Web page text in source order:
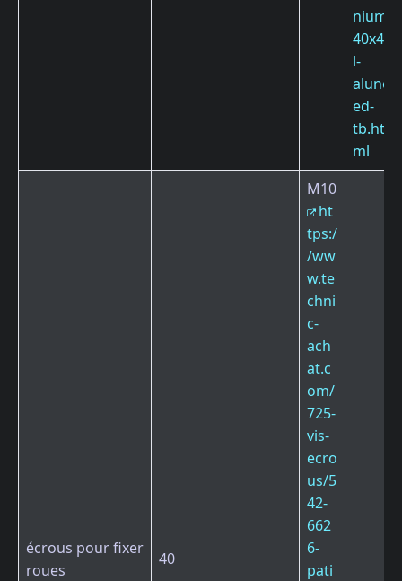
nium-
40x40
l-
alune
ed-
tb.ht
ml
écrous pour fixer
roues
40
M10
ht
tps:/
/ww
w.te
chni
c-
ach
at.c
om/
725-
vis-
ecro
us/5
42-
662
6-
pati